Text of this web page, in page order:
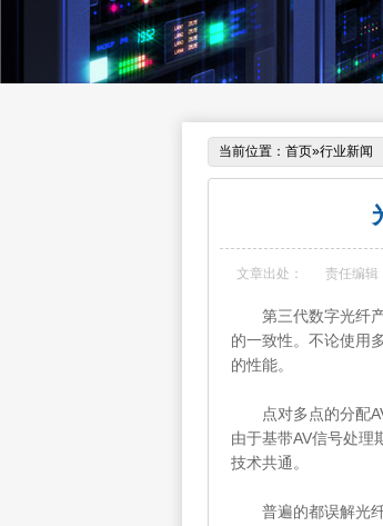
当前位置： 首页»行业新闻
文章出处： 责任编辑
第三代数字光纤产
的一致性。不论使用
的性能。
点对多点的分配AV
由于基带AV信号处理
技术共通。
普遍的都误解光纤